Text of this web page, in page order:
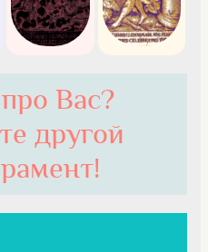
Вас?
другой